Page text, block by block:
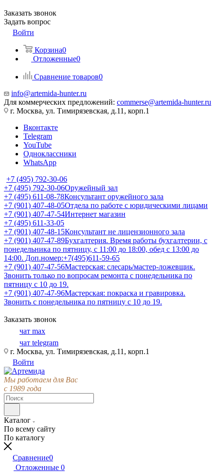
Заказать звонок
Задать вопрос
Войти
Корзина0
Отложенные0
Сравнение товаров0
info@artemida-hunter.ru
Для коммерческих предложений: commerse@artemida-hunter.ru
г. Москва, ул. Тимирязевская, д.11, корп.1
Вконтакте
Telegram
YouTube
Одноклассники
WhatsApp
+7 (495) 792-30-06
+7 (495) 792-30-06Оружейный зал
+7 (495) 611-08-78Консультант оружейного зала
+7 (901) 407-48-05Отдела по работе с юридическими лицами
+7 (901) 407-47-54Интернет магазин
+7 (495) 611-33-05
+7 (901) 407-48-15Консультант не лицензионного зала
+7 (901) 407-47-89Бухгалтерия. Время работы бухгалтерии, с
понедельника по пятницу, с 11:00 до 18:00, обед с 13:00 до
14:00. Доп.номер:+7(495)611-59-65
+7 (901) 407-47-56Мастерская: слесарь/мастер-ложевщик.
Звонить только по вопросам ремонта с понедельника по
пятницу с 10 до 19.
+7 (901) 407-47-96Мастерская: покраска и гравировка.
Звонить с понедельника по пятницу с 10 до 19.
Заказать звонок
чат max
чат telegram
г. Москва, ул. Тимирязевская, д.11, корп.1
Войти
Мы работаем для Вас
с 1989 года
Каталог
По всему сайту
По каталогу
Сравнение0
Отложенные 0